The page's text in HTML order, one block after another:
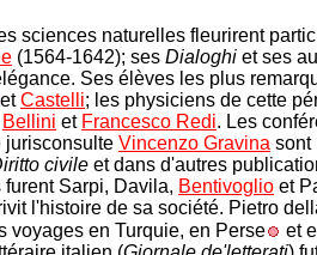
sciences naturelles fleurirent
(1564-1642); ses Dialoghi et ses
Ses élèves les plus
etCastelli; les physiciens de cette
Bellini et Francesco Redi. Les
jurisconsulte Vincenzo Gravina sont
civile et dans d'autres
Sarpi, Davila, Bentivoglio et
l'histoire de sa société. Pietro
voyages en Turquie, en Perse
et